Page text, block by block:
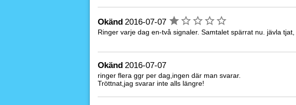
Okänd 2016-07-07
Ringer varje dag en-två signaler. Samtalet spärrat nu. jävla tjat,
Okänd 2016-07-07
ringer flera ggr per dag,ingen där man svarar.
Tröttnat,jag svarar inte alls längre!